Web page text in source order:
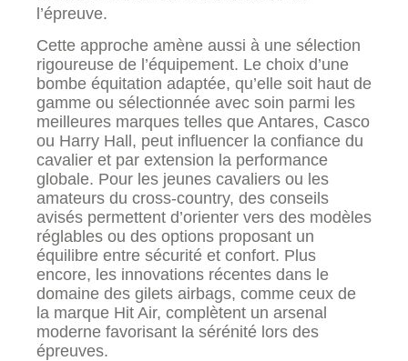
l’épreuve.
Cette approche amène aussi à une sélection
rigoureuse de l’équipement. Le choix d’une
bombe équitation adaptée, qu’elle soit haut de
gamme ou sélectionnée avec soin parmi les
meilleures marques telles que Antares, Casco
ou Harry Hall, peut influencer la confiance du
cavalier et par extension la performance
globale. Pour les jeunes cavaliers ou les
amateurs du cross-country, des conseils
avisés permettent d’orienter vers des modèles
réglables ou des options proposant un
équilibre entre sécurité et confort. Plus
encore, les innovations récentes dans le
domaine des gilets airbags, comme ceux de
la marque Hit Air, complètent un arsenal
moderne favorisant la sérénité lors des
épreuves.